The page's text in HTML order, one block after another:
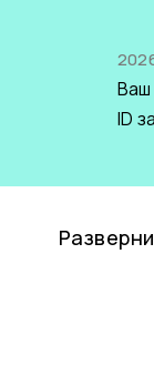
Ваш
ID